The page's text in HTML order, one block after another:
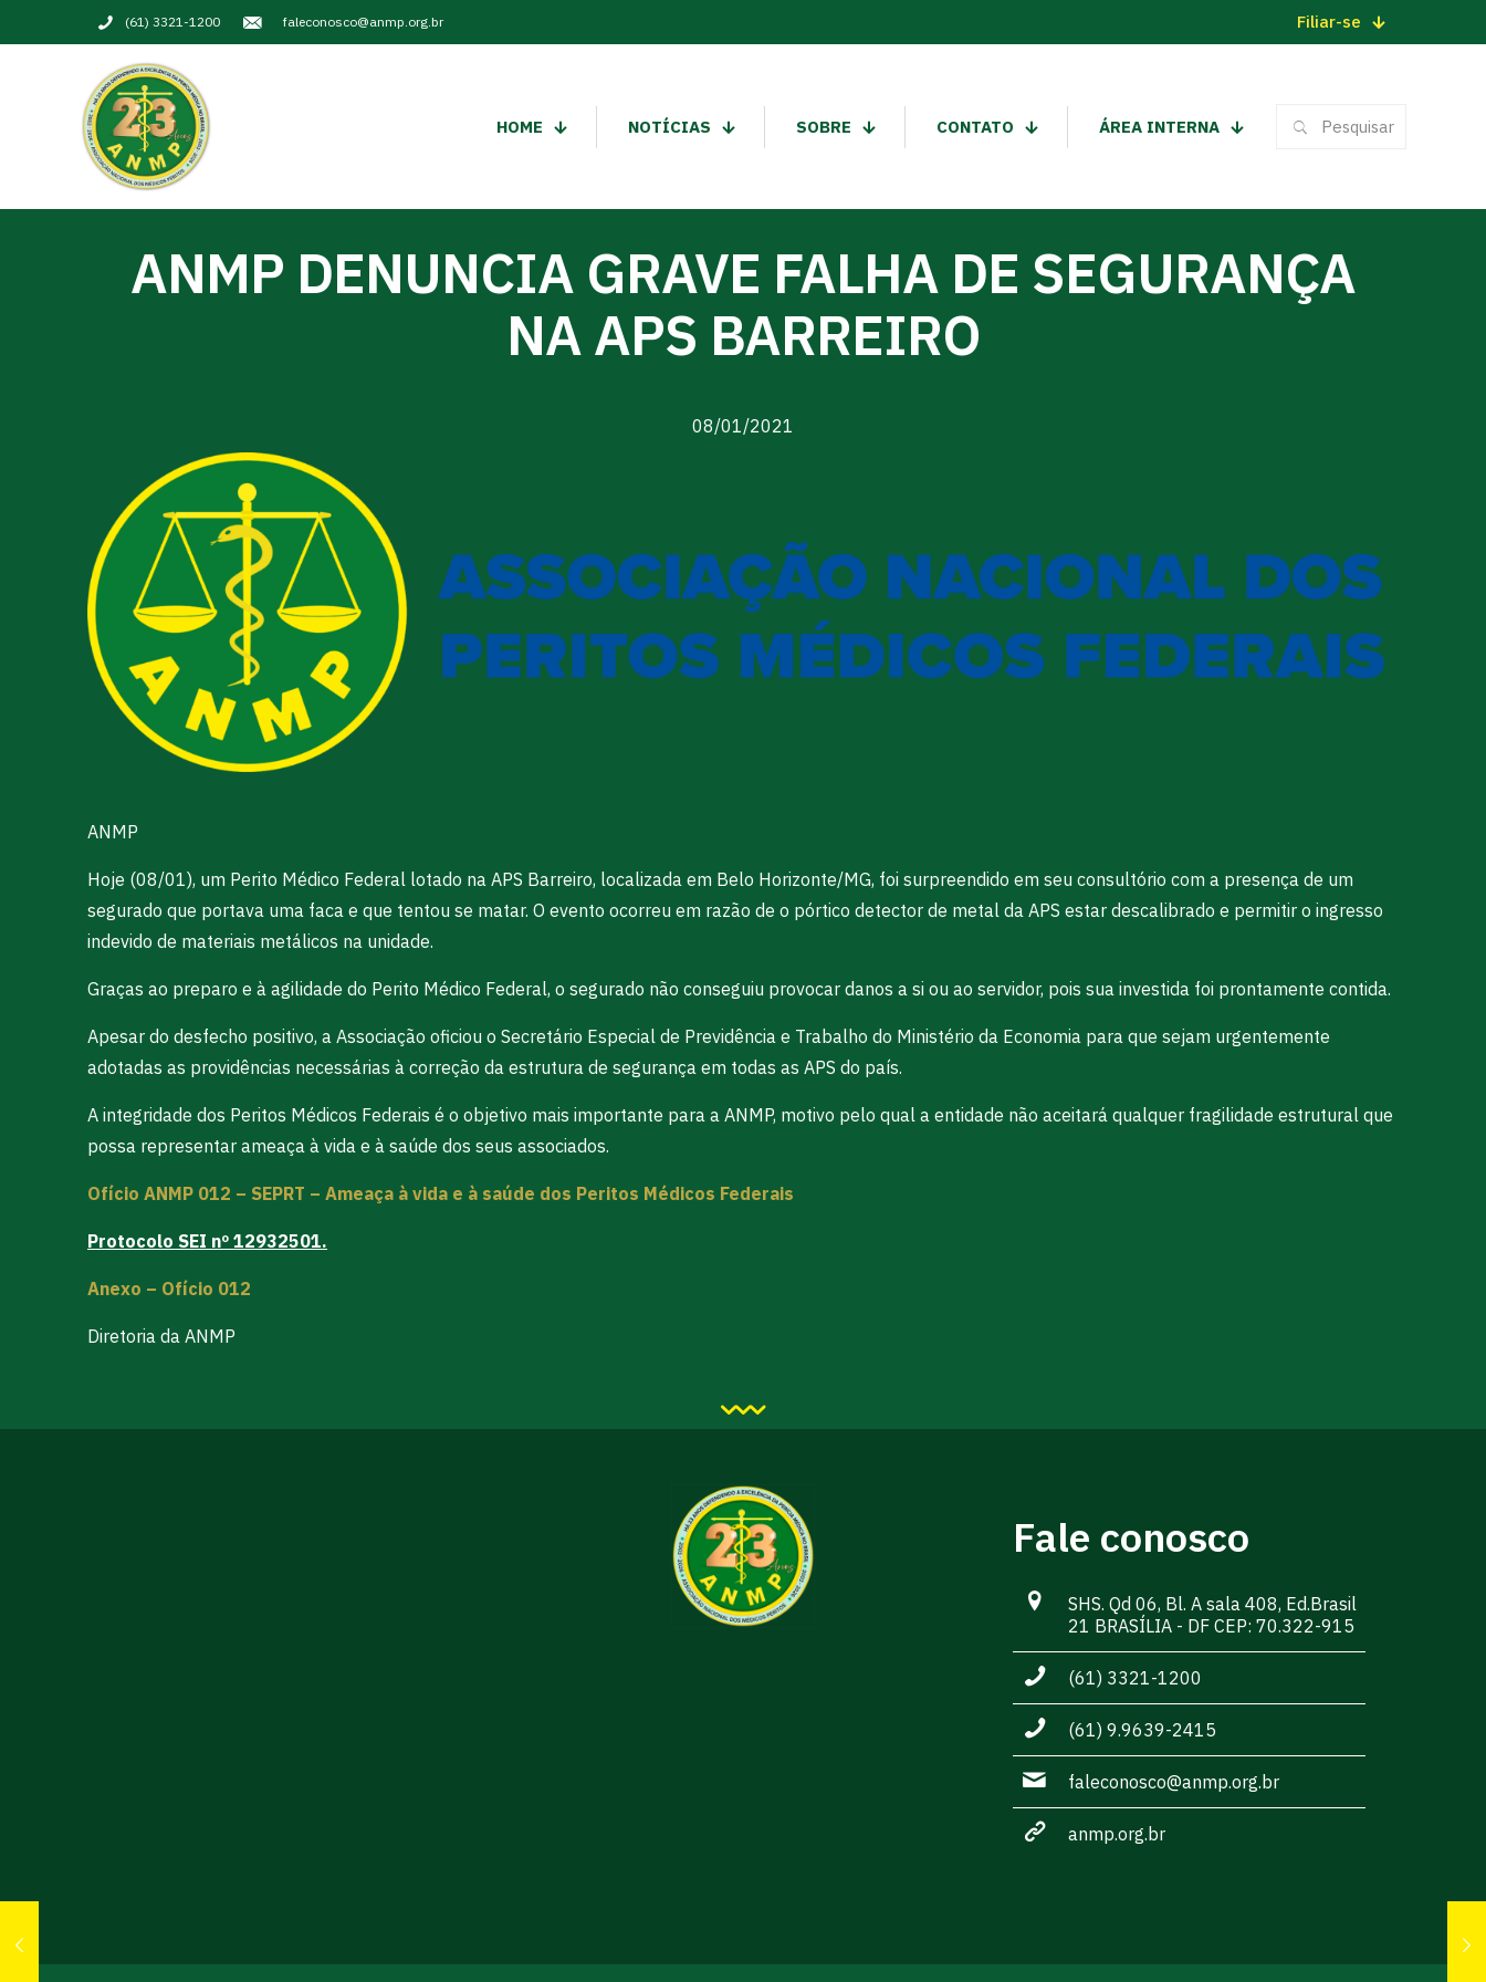
(61) 3321-1200 faleconosco@anmp.org.br Filiar-se
HOME NOTÍCIAS SOBRE CONTATO ÁREA INTERNA
ANMP DENUNCIA GRAVE FALHA DE SEGURANÇA
NA APS BARREIRO
08/01/2021
ANMP
Hoje (08/01), um Perito Médico Federal lotado na APS Barreiro, localizada em Belo Horizonte/MG, foi surpreendido em seu consultório com a presença de um
segurado que portava uma faca e que tentou se matar. O evento ocorreu em razão de o pórtico detector de metal da APS estar descalibrado e permitir o ingresso
indevido de materiais metálicos na unidade.
Graças ao preparo e à agilidade do Perito Médico Federal, o segurado não conseguiu provocar danos a si ou ao servidor, pois sua investida foi prontamente contida.
Apesar do desfecho positivo, a Associação oficiou o Secretário Especial de Previdência e Trabalho do Ministério da Economia para que sejam urgentemente
adotadas as providências necessárias à correção da estrutura de segurança em todas as APS do país.
A integridade dos Peritos Médicos Federais é o objetivo mais importante para a ANMP, motivo pelo qual a entidade não aceitará qualquer fragilidade estrutural que
possa representar ameaça à vida e à saúde dos seus associados.
Ofício ANMP 012 – SEPRT – Ameaça à vida e à saúde dos Peritos Médicos Federais
Protocolo SEI nº 12932501.
Anexo – Ofício 012
Diretoria da ANMP
Fale conosco
SHS. Qd 06, Bl. A sala 408, Ed.Brasil
21 BRASÍLIA - DF CEP: 70.322-915
(61) 3321-1200
(61) 9.9639-2415
faleconosco@anmp.org.br
anmp.org.br